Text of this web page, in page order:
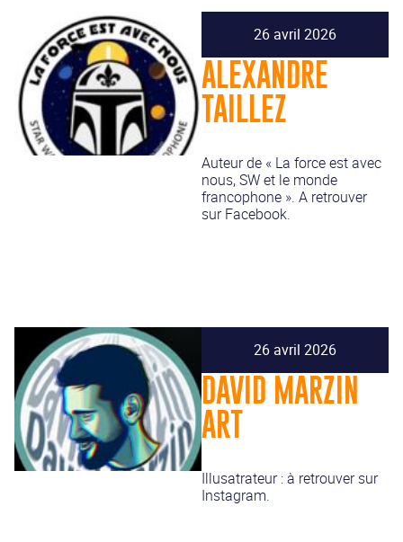
26 avril 2026
ALEXANDRE
TAILLEZ
Auteur de « La force est avec
nous, SW et le monde
francophone ». A retrouver
sur Facebook.
26 avril 2026
DAVID MARZIN
ART
Illusatrateur : à retrouver sur
Instagram.